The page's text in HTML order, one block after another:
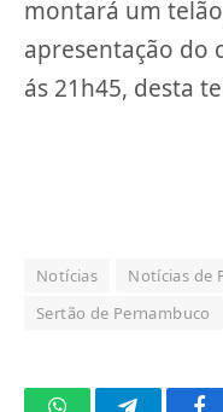
montará um
apresentação do
ás 21h45, desta
Notícias Notícias de
Sertão de Pernambuco